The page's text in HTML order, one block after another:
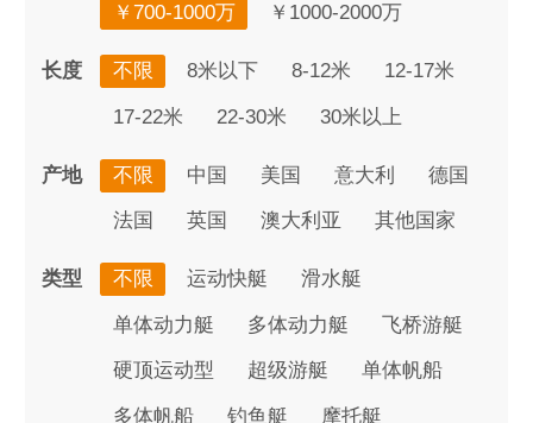
￥700-1000万 ￥1000-2000万
长度 不限 8米以下 8-12米 12-17米
17-22米 22-30米 30米以上
产地 不限 中国 美国 意大利 德国
法国 英国 澳大利亚 其他国家
类型 不限 运动快艇 滑水艇
单体动力艇 多体动力艇 飞桥游艇
硬顶运动型 超级游艇 单体帆船
多体帆船 钓鱼艇 摩托艇